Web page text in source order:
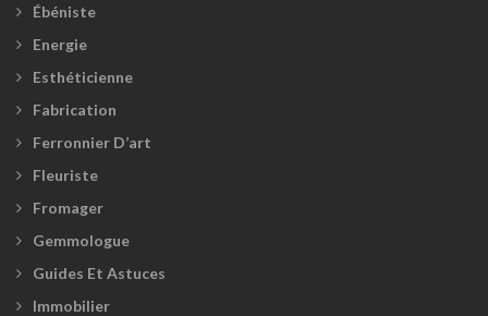
Ébéniste
Energie
Esthéticienne
Fabrication
Ferronnier D’art
Fleuriste
Fromager
Gemmologue
Guides Et Astuces
Immobilier